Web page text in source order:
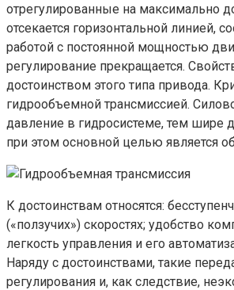
отрегулированные на максимально
отсекается горизонтальной линией,
работой с постоянной мощностью
регулирование прекращается.
достоинством этого типа привода.
гидрообъемной трансмиссией.
давление в гидросистеме, тем шире
при этом основной целью является
К достоинствам относятся:
(«ползучих») скоростях; удобство
легкость управления и его
Наряду с достоинствами, такие
регулирования и, как следствие,